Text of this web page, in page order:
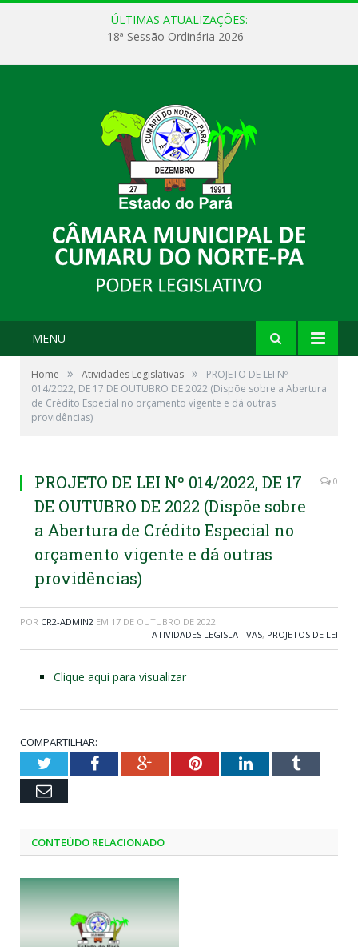
ÚLTIMAS ATUALIZAÇÕES:
18ª Sessão Ordinária 2026
MENU
Home » Atividades Legislativas »
PROJETO DE LEI Nº
014/2022, DE 17 DE OUTUBRO DE 2022 (Dispõe sobre a Abertura
de Crédito Especial no orçamento vigente e dá outras
providências)
PROJETO DE LEI Nº 014/2022, DE 17
DE OUTUBRO DE 2022 (Dispõe sobre
a Abertura de Crédito Especial no
orçamento vigente e dá outras
providências)
0
POR CR2-ADMIN2 EM 17 DE OUTUBRO DE 2022
ATIVIDADES LEGISLATIVAS, PROJETOS DE LEI
Clique aqui para visualizar
COMPARTILHAR:
TwitterFacebookGoogle+PinterestLinkedInTumblr
Email
CONTEÚDO RELACIONADO